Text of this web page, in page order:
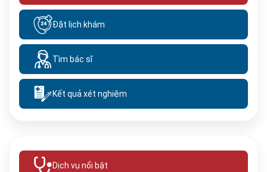
Đặt lịch khám
Tìm bác sĩ
Kết quả xét nghiệm
Dịch vụ nổi bật